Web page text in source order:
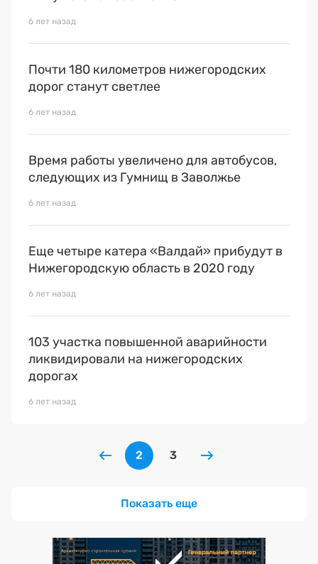
6 лет назад
Почти 180 километров нижегородских
дорог станут светлее
6 лет назад
Время работы увеличено для автобусов,
следующих из Гумнищ в Заволжье
6 лет назад
Еще четыре катера «Валдай» прибудут в
Нижегородскую область в 2020 году
6 лет назад
103 участка повышенной аварийности
ликвидировали на нижегородских
дорогах
6 лет назад
2 3
Показать еще